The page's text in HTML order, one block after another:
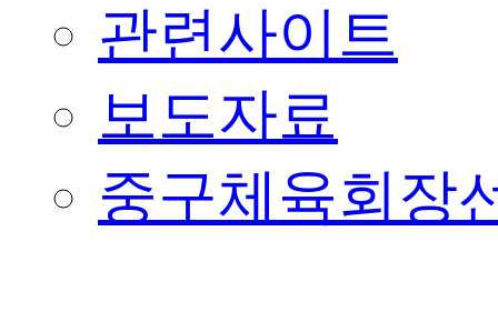
관련사이트
보도자료
중구체육회장